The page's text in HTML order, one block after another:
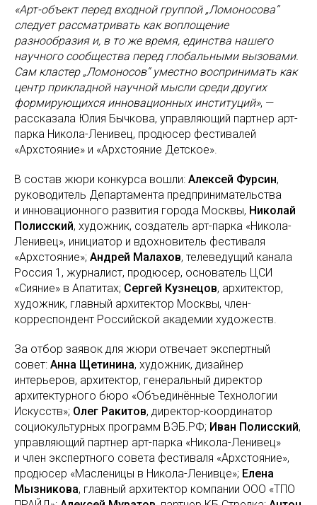
«Арт-объект перед входной группой „Ломоносова“
следует рассматривать как воплощение
разнообразия и, в то же время, единства нашего
научного сообщества перед глобальными вызовами.
Сам кластер „Ломоносов“ уместно воспринимать как
центр прикладной научной мысли среди других
формирующихся инновационных институций», —
рассказала Юлия Бычкова, управляющий партнер арт-
парка Никола-Ленивец, продюсер фестивалей
«Архстояние» и «Архстояние Детское».
В состав жюри конкурса вошли: Алексей Фурсин,
руководитель Департамента предпринимательства
и инновационного развития города Москвы, Николай
Полисский, художник, создатель арт-парка «Никола-
Ленивец», инициатор и вдохновитель фестиваля
«Архстояние»; Андрей Малахов, телеведущий канала
Россия 1, журналист, продюсер, основатель ЦСИ
«Сияние» в Апатитах; Сергей Кузнецов, архитектор,
художник, главный архитектор Москвы, член-
корреспондент Российской академии художеств.
За отбор заявок для жюри отвечает экспертный
совет: Анна Щетинина, художник, дизайнер
интерьеров, архитектор, генеральный директор
архитектурного бюро «Объединённые Технологии
Искусств»; Олег Ракитов, директор-координатор
социокультурных программ ВЭБ.РФ; Иван Полисский,
управляющий партнер арт-парка «Никола-Ленивец»
и член экспертного совета фестиваля «Архстояние»,
продюсер «Масленицы в Никола-Ленивце»; Елена
Мызникова, главный архитектор компании ООО «ТПО